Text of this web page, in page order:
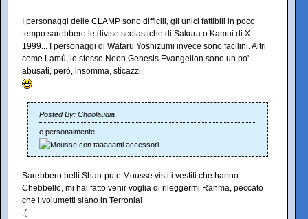
I personaggi delle CLAMP sono difficili, gli unici fattibili in poco
tempo sarebbero le divise scolastiche di Sakura o Kamui di X-
1999... I personaggi di Wataru Yoshizumi invece sono facilini. Altri
come Lamù, lo stesso Neon Genesis Evangelion sono un po'
abusati, però, insomma, sticazzi.
Posted By: Choolaudia
e personalmente
Sarebbero belli Shan-pu e Mousse visti i vestiti che hanno...
Chebbello, mi hai fatto venir voglia di rileggermi Ranma, peccato
che i volumetti siano in Terronia!
:(